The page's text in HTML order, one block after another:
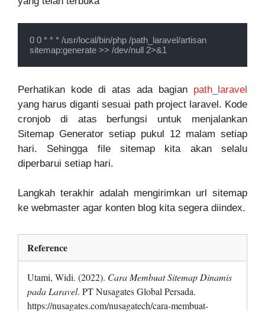
0 0 * * * /usr/local/bin/php /path_laravel/artisan
sitemap:generate >> /dev/null 2>&1
Perhatikan kode di atas ada bagian path_laravel
yang harus diganti sesuai path project laravel. Kode
cronjob di atas berfungsi untuk menjalankan
Sitemap Generator setiap pukul 12 malam setiap
hari. Sehingga file sitemap kita akan selalu
diperbarui setiap hari.
Langkah terakhir adalah mengirimkan url sitemap
ke webmaster agar konten blog kita segera diindex.
Reference
Utami, Widi. (2022). Cara Membuat Sitemap Dinamis
pada Laravel. PT Nusagates Global Persada.
https://nusagates.com/nusagatech/cara-membuat-